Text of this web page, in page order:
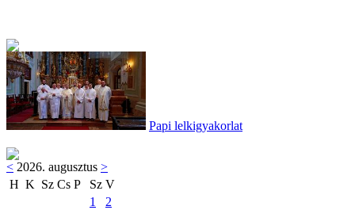
Papi lelkigyakorlat
< 2026. augusztus >
H K Sz Cs P Sz V
1
2